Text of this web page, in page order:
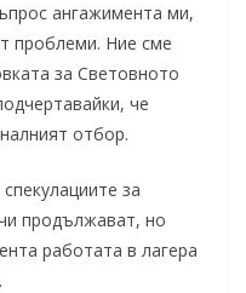
ангажимента ми,
проблеми. Ние сме
за Световното
че
отбор.
за
продължават, но
работата в лагера